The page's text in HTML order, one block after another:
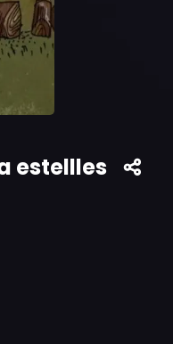
estellles